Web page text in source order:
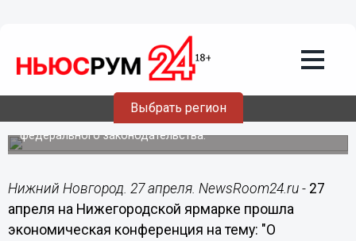
Выбрать регион
Проблемы оборонно-промышленного
комплекса обсудили в Нижнем
Комитет Госдумы по обороне поддержал инициативу
нижегородских законодателей по совершенствованию
федерального законодательства.
Нижний Новгород. 27 апреля. NewsRoom24.ru - 27
апреля на Нижегородской ярмарке прошла
экономическая конференция на тему: "О